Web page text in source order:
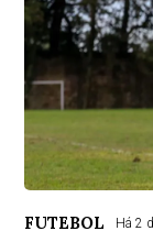
FUTEBOL Há 2